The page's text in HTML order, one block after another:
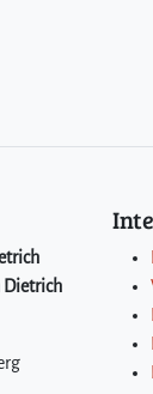
Dietrich